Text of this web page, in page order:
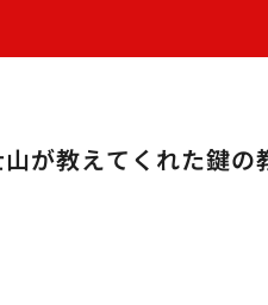
が教えてくれた鍵の